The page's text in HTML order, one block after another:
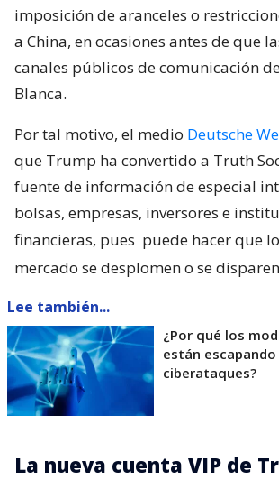
imposición de aranceles o
a China, en ocasiones antes de que
canales públicos de comunicación
Blanca.
Por tal motivo, el medio Deutsche
que Trump ha convertido a Truth
fuente de información de especial
bolsas, empresas, inversores e
financieras, pues puede hacer que
mercado se desplomen o se
Lee también...
¿Por qué los
están
ciberataques?
La nueva cuenta VIP de